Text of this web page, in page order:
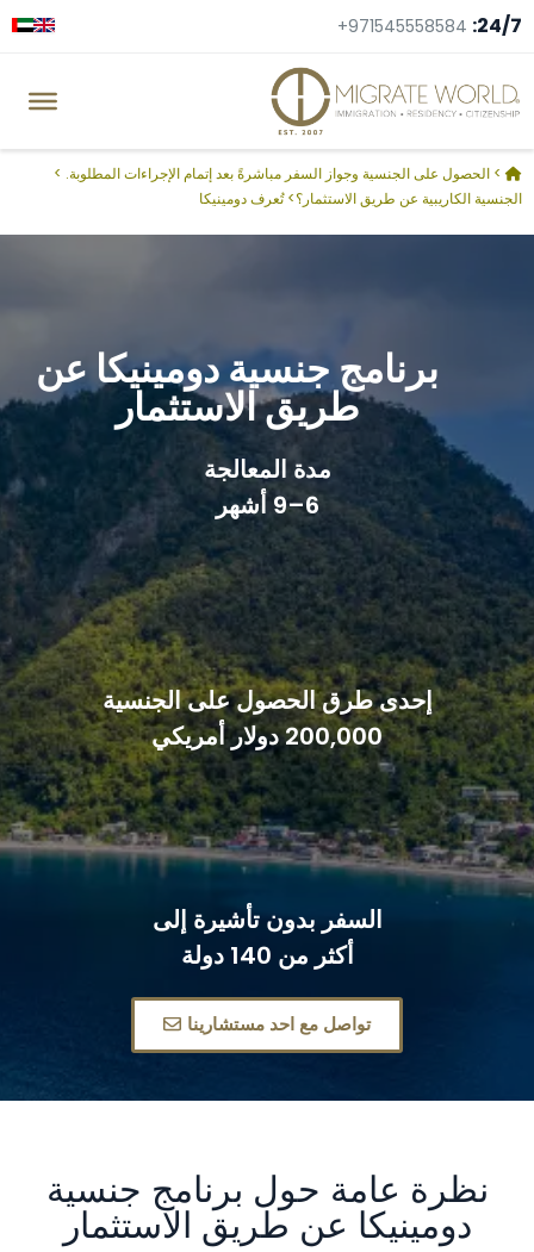
24/7:
+971545558584
> الحصول على الجنسية وجواز السفر مباشرةً بعد إتمام الإجراءات المطلوبة. >
الجنسية الكاريبية عن طريق الاستثمار؟>تُعرف دومينيكا
برنامج جنسية دومينيكا عن
طريق الاستثمار
مدة المعالجة
6–9 أشهر
إحدى طرق الحصول على الجنسية
200,000 دولار أمريكي
السفر بدون تأشيرة إلى
أكثر من 140 دولة
تواصل مع احد مستشارينا
نظرة عامة حول برنامج جنسية
دومينيكا عن طريق الاستثمار